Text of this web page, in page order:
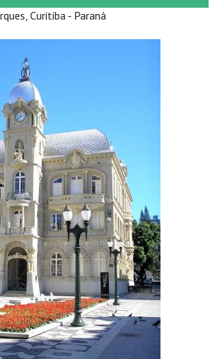
Curitiba - Paraná